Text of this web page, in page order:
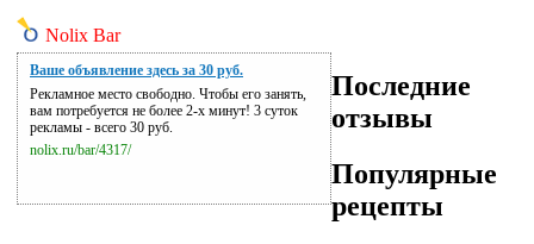
Nolix Bar
Ваше объявление здесь за 30 руб.
Рекламное место свободно. Чтобы его занять,
вам потребуется не более 2-х минут! 3 суток
рекламы - всего 30 руб.
nolix.ru/bar/4317/
Последние
отзывы
Популярные
рецепты